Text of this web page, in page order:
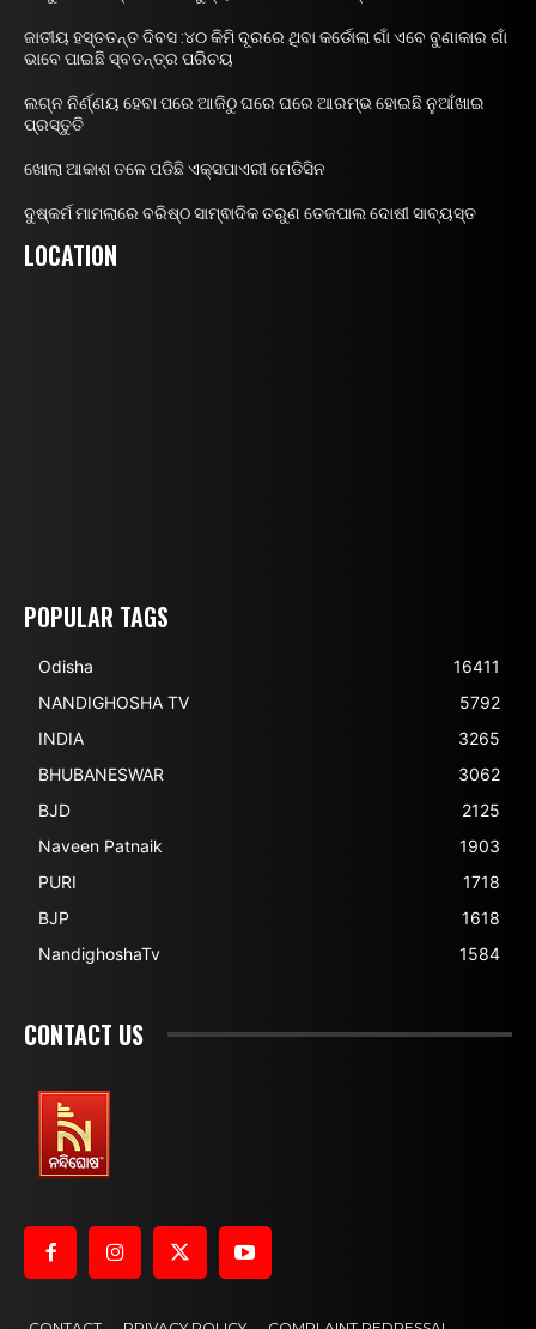
ଜାତୀୟ ହସ୍ତତନ୍ତ ଦିବସ :୪୦ କିମି ଦୂରରେ ଥିବା କର୍ଡୋଲା ଗାଁ ଏବେ ବୁଣାକାର ଗାଁ
ଭାବେ ପାଇଛି ସ୍ବତନ୍ତ୍ର ପରିଚୟ
ଲଗ୍ନ ନିର୍ଣ୍ଣୟ ହେବା ପରେ ଆଜିଠୁ ଘରେ ଘରେ ଆରମ୍ଭ ହୋଇଛି ନୁଆଁଖାଇ
ପ୍ରସ୍ତୁତି
ଖୋଲା ଆକାଶ ତଳେ ପଡିଛି ଏକ୍ସପାଏରୀ ମେଡିସିନ
ଦୁଷ୍କର୍ମ ମାମଲାରେ ବରିଷ୍ଠ ସାମ୍ଵାଦିକ ତରୁଣ ତେଜପାଲ ଦୋଷୀ ସାବ୍ୟସ୍ତ
LOCATION
POPULAR TAGS
Odisha
16411
NANDIGHOSHA TV
5792
INDIA
3265
BHUBANESWAR
3062
BJD
2125
Naveen Patnaik
1903
PURI
1718
BJP
1618
NandighoshaTv
1584
CONTACT US